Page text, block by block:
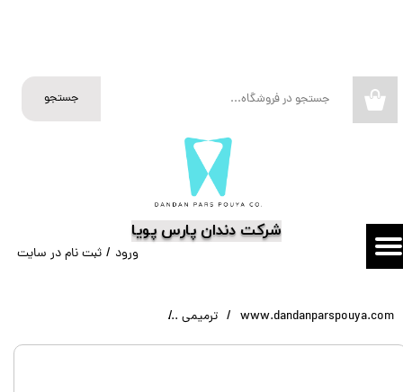
​شرکت دندان پارس پویا
جستجو
ورود / ثبت نام در سایت
تغییر گذر واژه
سفارشات
www.dandanparspouya.com ترمیمی